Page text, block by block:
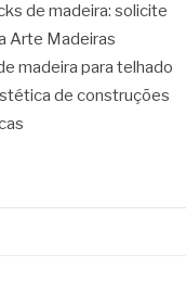
de madeira: solicite
Arte Madeiras
madeira para telhado
de construções